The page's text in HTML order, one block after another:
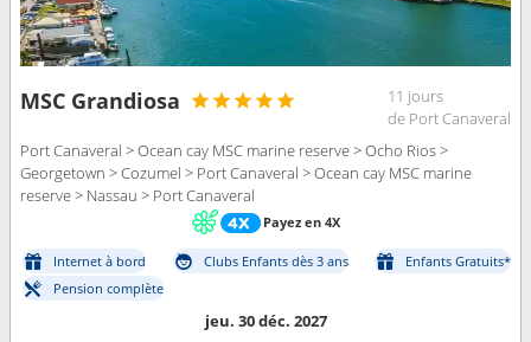
MSC Grandiosa
11 jours
de Port Canaveral
Port Canaveral > Ocean cay MSC marine reserve > Ocho Rios >
Georgetown > Cozumel > Port Canaveral > Ocean cay MSC marine
reserve > Nassau > Port Canaveral
Payez en 4X
Internet à bord Clubs Enfants dès 3 ans
Enfants Gratuits*
Pension complète
jeu. 30 déc. 2027